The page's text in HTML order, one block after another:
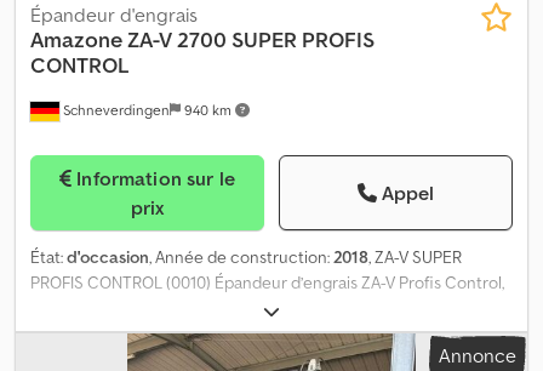
Schneverdingen 940 km
Épandeur d'engrais
AmazoneZA-V 2700 SUPER PROFIS
CONTROL
prix
Appel
État:d'occasion, Année de construction:2018, ZA-V SUPER
PROFIS CONTROL (0010) Épandeur d’engrais ZA-V Profis Control,
modèle Gebr. AMAZONE Djdszq Ifyspfx Ag Eeck (0020) Limiteur à
droite (0030) Éclairage (0040) Pare-saleté (0050) Litres (0060)
Bâche de protection manuelle (0070) Terminal : Amaspread +Annonce